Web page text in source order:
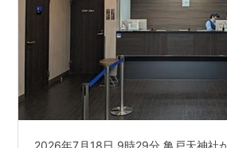
2026年7月18日 9時29分 亀戸天神社